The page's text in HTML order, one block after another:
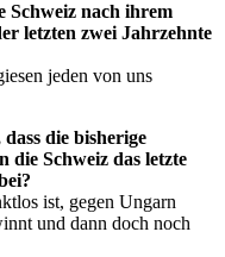
Schweiz nach ihrem
letzten zwei Jahrzehnte
jeden von uns
die bisherige
die Schweiz das letzte
ist, gegen Ungarn
und dann doch noch